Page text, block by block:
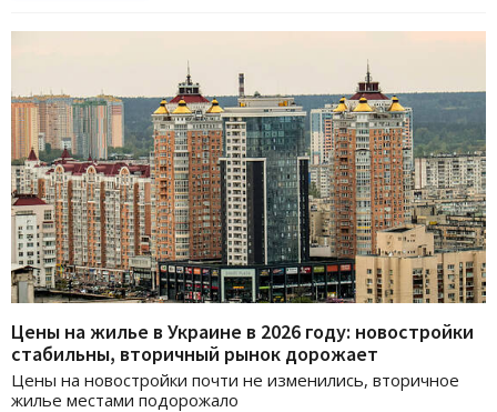
Цены на жилье в Украине в 2026 году: новостройки
стабильны, вторичный рынок дорожает
Цены на новостройки почти не изменились, вторичное
жилье местами подорожало